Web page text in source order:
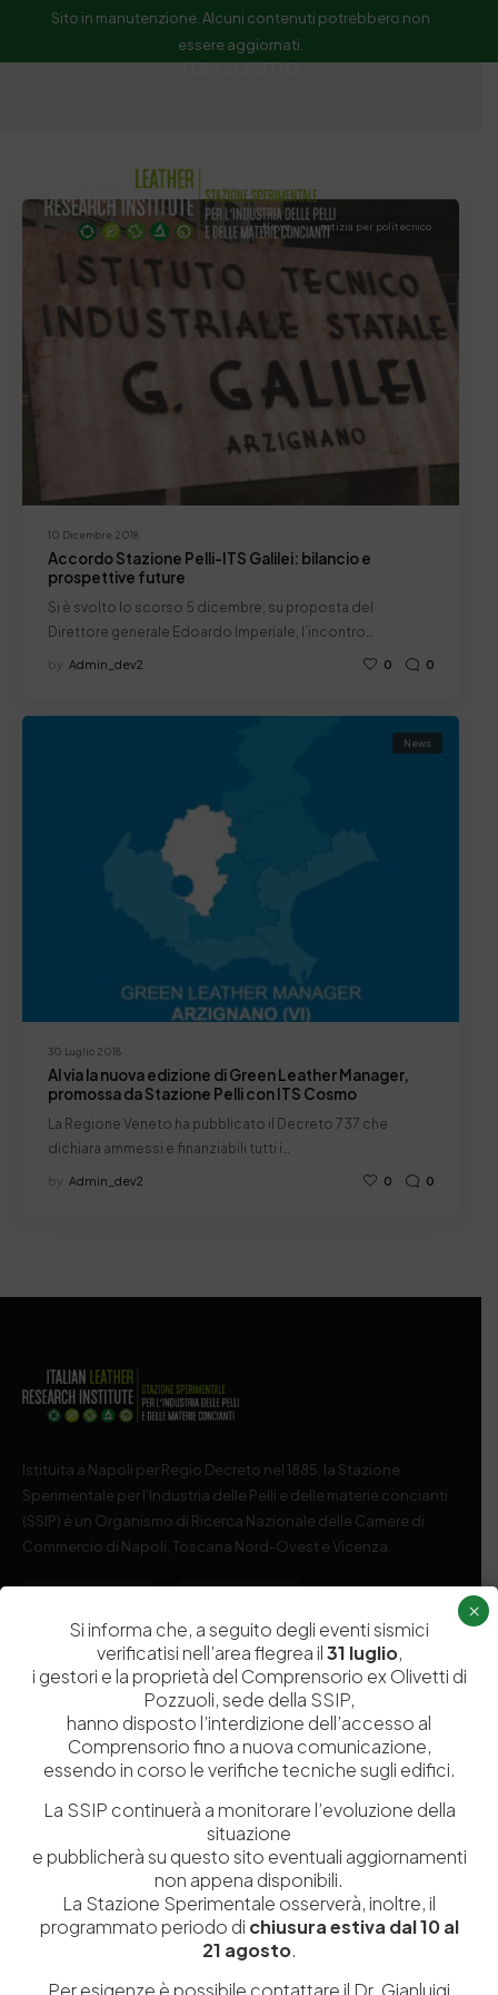
Sito in manutenzione. Alcuni contenuti potrebbero non
essere aggiornati.
Its Cosmo
10 Dicembre 2018
News notizia per politecnico
Accordo Stazione Pelli-ITS Galilei: bilancio e
prospettive future
Si è svolto lo scorso 5 dicembre, su proposta del
Direttore generale Edoardo Imperiale, l’incontro…
by Admin_dev2 0 0
30 Luglio 2018
News
Al via la nuova edizione di Green Leather Manager,
promossa da Stazione Pelli con ITS Cosmo
La Regione Veneto ha pubblicato il Decreto 737 che
dichiara ammessi e finanziabili tutti i…
by Admin_dev2 0 0
Istituita a Napoli per Regio Decreto nel 1885, la Stazione
Sperimentale per l’Industria delle Pelli e delle materie concianti
(SSIP) è un Organismo di Ricerca Nazionale delle Camere di
Commercio di Napoli, Toscana Nord-Ovest e Vicenza.
Chi siamo
Ricerca e Sviluppo
Formazione
Divulgazione scientifica e
Contatti
Laboratori
Dipartimenti di ricerca
Biblioteca
Politecnico del Cuoio
Media
Tutela Whistleblowing
Amministrazione Trasparente
Si informa che, a seguito degli eventi sismici
verificatisi nell’area flegrea il31 luglio,
i gestori e la proprietà del Comprensorio ex Olivetti di
Pozzuoli, sede della SSIP,
hanno disposto l’interdizione dell’accesso al
Comprensorio fino a nuova comunicazione,
essendo in corso le verifiche tecniche sugli edifici.
La SSIP continuerà a monitorare l’evoluzione della
situazione
e pubblicherà su questo sito eventuali aggiornamenti
non appena disponibili.
La Stazione Sperimentale osserverà, inoltre, il
programmato periodo di chiusura estiva dal 10 al
21 agosto.
Per esigenze è possibile contattare il Dr. Gianluigi
×